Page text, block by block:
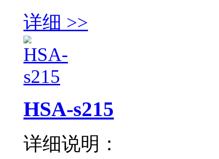
详细 >>
HSA-s215
详细说明：